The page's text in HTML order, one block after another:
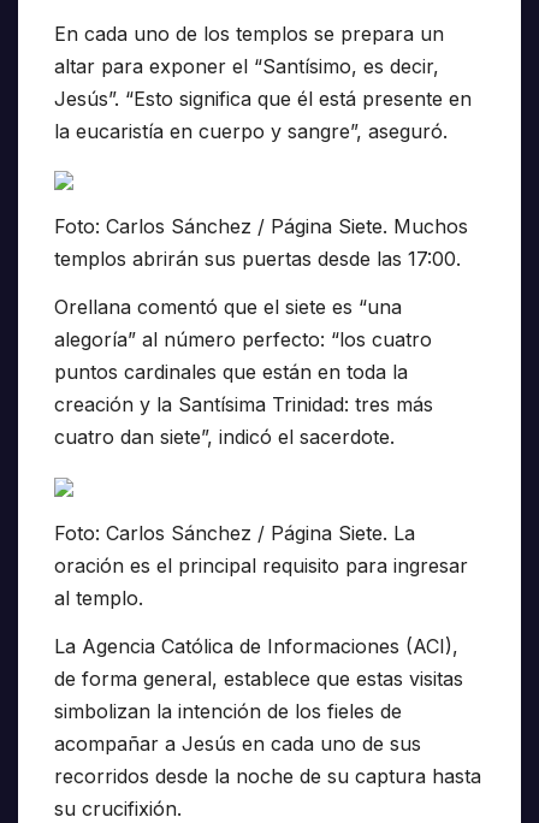
En cada uno de los templos se prepara un
altar para exponer el “Santísimo, es decir,
Jesús”. “Esto significa que él está presente en
la eucaristía en cuerpo y sangre”, aseguró.
Foto: Carlos Sánchez / Página Siete. Muchos
templos abrirán sus puertas desde las 17:00.
Orellana comentó que el siete es “una
alegoría” al número perfecto: “los cuatro
puntos cardinales que están en toda la
creación y la Santísima Trinidad: tres más
cuatro dan siete”, indicó el sacerdote.
Foto: Carlos Sánchez / Página Siete. La
oración es el principal requisito para ingresar
al templo.
La Agencia Católica de Informaciones (ACI),
de forma general, establece que estas visitas
simbolizan la intención de los fieles de
acompañar a Jesús en cada uno de sus
recorridos desde la noche de su captura hasta
su crucifixión.